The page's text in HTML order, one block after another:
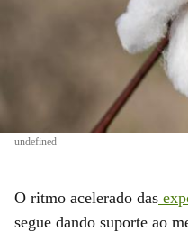
undefined
O ritmo acelerado das
segue dando suporte ao